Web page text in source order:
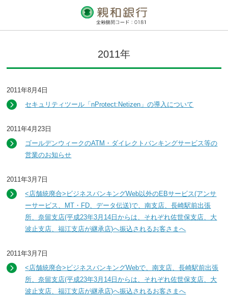
2011年
2011年8月4日
セキュリティツール「nProtect:Netizen」の導入について
2011年4月23日
ゴールデンウィークのATM・ダイレクトバンキングサービス等の
営業のお知らせ
2011年3月7日
<店舗統廃合>ビジネスバンキングWeb以外のEBサービス(アンサ
ーサービス、MT・FD、データ伝送)で、南支店、長崎駅前出張
所、奈留支店(平成23年3月14日からは、それぞれ佐世保支店、大
波止支店、福江支店が継承店)へ振込されるお客さまへ
2011年3月7日
<店舗統廃合>ビジネスバンキングWebで、南支店、長崎駅前出張
所、奈留支店(平成23年3月14日からは、それぞれ佐世保支店、大
波止支店、福江支店が継承店)へ振込されるお客さまへ